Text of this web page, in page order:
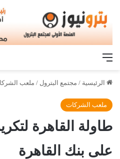
القائمة
الرئيسية / مجتمع البترول / ملعب
ملعب الشركات
طاولة القاهرة
على بنك القاهرة